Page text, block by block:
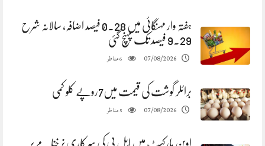
ہفتہ وار مہنگائی میں 0.28 فیصد اضافہ، سالانہ شرح
9.29 فیصد تک پہنچ گئی
07/08/2026
6مناظر
برائلر گوشت کی قیمت میں7روپے کلو کمی
07/08/2026
5مناظر
اوپن مارکیٹ میں ایل پی کی سرکاری نرخنامے پر